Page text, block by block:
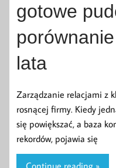
gotowe
lata
Zarządzanie relacjami z
rosnącej firmy. Kiedy
się powiększać, a baza
rekordów, pojawia się